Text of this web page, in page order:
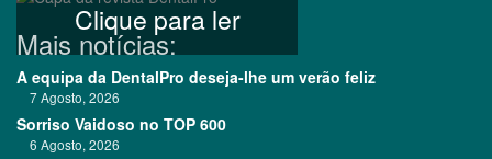
Clique para ler
Mais notícias:
A equipa da DentalPro deseja-lhe um verão feliz
7 Agosto, 2026
Sorriso Vaidoso no TOP 600
6 Agosto, 2026